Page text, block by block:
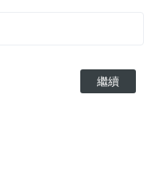
繼續